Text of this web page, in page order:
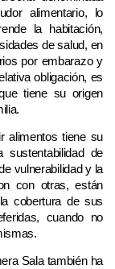
alimentario, lo
la habitación,
de salud, en
por embarazo y
obligación, es
tiene su origen
alimentos tiene su
de
vulnerabilidad y la
con otras, están
cobertura de sus
cuando no
Sala también ha